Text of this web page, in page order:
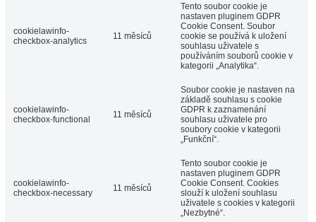
cookielawinfo-
checkbox-analytics
11 měsíců
Tento soubor cookie je
nastaven pluginem GDPR
Cookie Consent. Soubor
cookie se používá k uložení
souhlasu uživatele s
používáním souborů cookie v
kategorii „Analytika“.
cookielawinfo-
checkbox-functional
11 měsíců
Soubor cookie je nastaven na
základě souhlasu s cookie
GDPR k zaznamenání
souhlasu uživatele pro
soubory cookie v kategorii
„Funkční“.
cookielawinfo-
checkbox-necessary
11 měsíců
Tento soubor cookie je
nastaven pluginem GDPR
Cookie Consent. Cookies
slouží k uložení souhlasu
uživatele s cookies v kategorii
„Nezbytné“.